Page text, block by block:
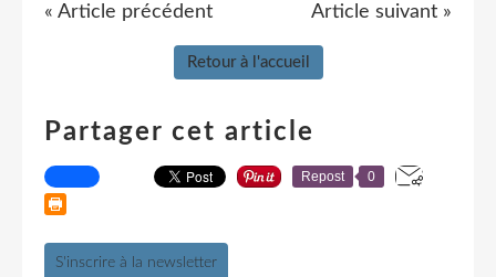
« Article précédent Article suivant »
Retour à l'accueil
Partager cet article
Repost 0
S'inscrire à la newsletter